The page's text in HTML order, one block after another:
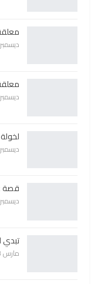
ديسمبر 28, 2024
ديسمبر 20, 2024
ديسمبر 19, 2024
قصة
ديسمبر 18, 2024
تبدي
مارس 23, 2024